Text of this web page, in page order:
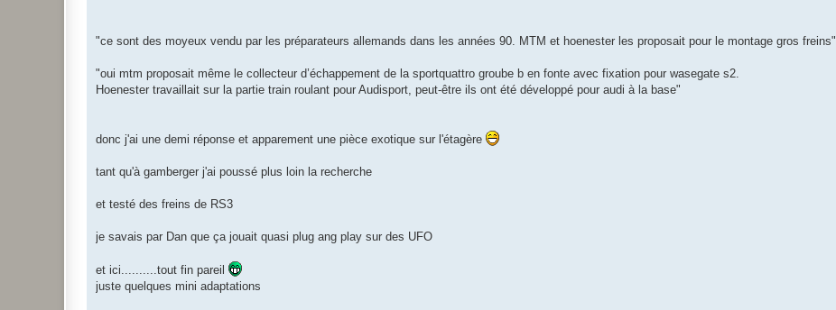
"ce sont des moyeux vendu par les préparateurs allemands dans les années 90. MTM et hoenester les proposait pour le montage gros freins"
"oui mtm proposait même le collecteur d’échappement de la sportquattro groube b en fonte avec fixation pour wasegate s2.
Hoenester travaillait sur la partie train roulant pour Audisport, peut-être ils ont été développé pour audi à la base"
donc j'ai une demi réponse et apparement une pièce exotique sur l'étagère
tant qu'à gamberger j'ai poussé plus loin la recherche
et testé des freins de RS3
je savais par Dan que ça jouait quasi plug ang play sur des UFO
et ici..........tout fin pareil
juste quelques mini adaptations